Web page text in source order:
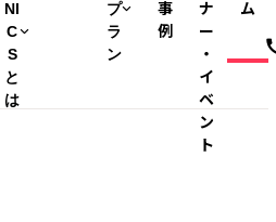
NI
C
S
と
は
プ
ラ
ン
事
例
ナ
ー
・
イ
ベ
ン
ト
ム